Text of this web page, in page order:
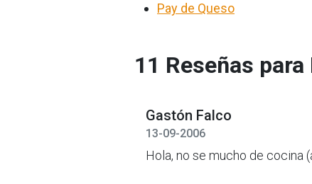
Pay de Queso
11 Reseñas
Gastón Falco
13-09-2006
Hola, no se mucho de cocina